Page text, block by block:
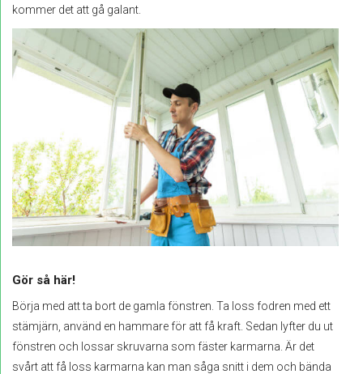
kommer det att gå galant.
Gör så här!
Börja med att ta bort de gamla fönstren. Ta loss fodren med ett
stämjärn, använd en hammare för att få kraft. Sedan lyfter du ut
fönstren och lossar skruvarna som fäster karmarna. Är det
svårt att få loss karmarna kan man såga snitt i dem och bända